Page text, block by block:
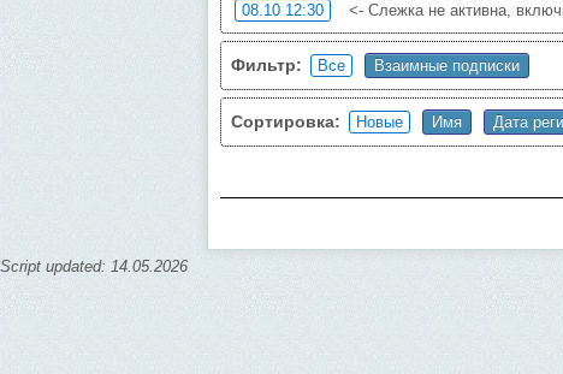
<- Слежка не активна,
Фильтр:
Сортировка:
Script updated: 14.05.2026